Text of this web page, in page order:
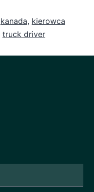
kanada, kierowca
truck driver